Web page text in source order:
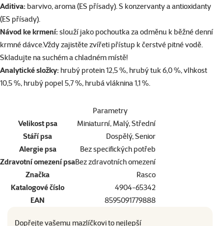
Aditiva: barvivo, aroma (ES přísady). S konzervanty a antioxidanty
(ES přísady).
Návod ke krmení: slouží jako pochoutka za odměnu k běžné denní
krmné dávce.Vždy zajistěte zvířeti přístup k čerstvé pitné vodě.
Skladujte na suchém a chladném místě!
Analytické složky: hrubý protein 12,5 %, hrubý tuk 6,0 %, vlhkost
10,5 %, hrubý popel 5,7 %, hrubá vláknina 1,1 %.
Parametry
Velikost psa
Miniaturní, Malý, Střední
Stáří psa
Dospělý, Senior
Alergie psa
Bez specifických potřeb
Zdravotní omezení psaBez zdravotních omezení
Značka
Rasco
Katalogové číslo
4904-65342
EAN
8595091779888
Dopřejte vašemu mazlíčkovi to nejlepší